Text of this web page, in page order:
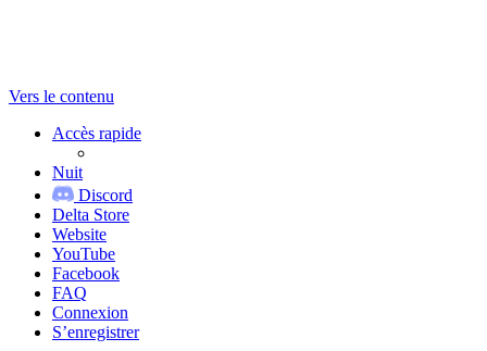
Vers le contenu
Accès rapide
Nuit
Discord
Delta Store
Website
YouTube
Facebook
FAQ
Connexion
S’enregistrer